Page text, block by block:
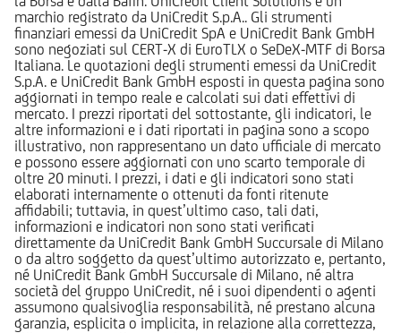
marchio registrato da UniCredit S.p.A.. Gli strumenti
finanziari emessi da UniCredit SpA e UniCredit Bank GmbH
sono negoziati sul CERT-X di EuroTLX o SeDeX-MTF di Borsa
Italiana. Le quotazioni degli strumenti emessi da UniCredit
S.p.A. e UniCredit Bank GmbH esposti in questa pagina sono
aggiornati in tempo reale e calcolati sui dati effettivi di
mercato. I prezzi riportati del sottostante, gli indicatori, le
altre informazioni e i dati riportati in pagina sono a scopo
illustrativo, non rappresentano un dato ufficiale di mercato
e possono essere aggiornati con uno scarto temporale di
oltre 20 minuti. I prezzi, i dati e gli indicatori sono stati
elaborati internamente o ottenuti da fonti ritenute
affidabili; tuttavia, in quest’ultimo caso, tali dati,
informazioni e indicatori non sono stati verificati
direttamente da UniCredit Bank GmbH Succursale di Milano
o da altro soggetto da quest’ultimo autorizzato e, pertanto,
né UniCredit Bank GmbH Succursale di Milano, né altra
società del gruppo UniCredit, né i suoi dipendenti o agenti
assumono qualsivoglia responsabilità, né prestano alcuna
garanzia, esplicita o implicita, in relazione alla correttezza,